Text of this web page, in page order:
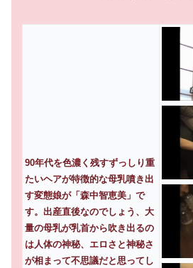
90年代を色濃く残すずっしり重
たいヘアが特徴的な母乳噴き出
す変態娘が「森中智恵美」で
す。出産直後なのでしょう、大
量の母乳が乳首から吹き出るの
は人体の神秘、エロさと神秘さ
が相まって不思議だと思ってし